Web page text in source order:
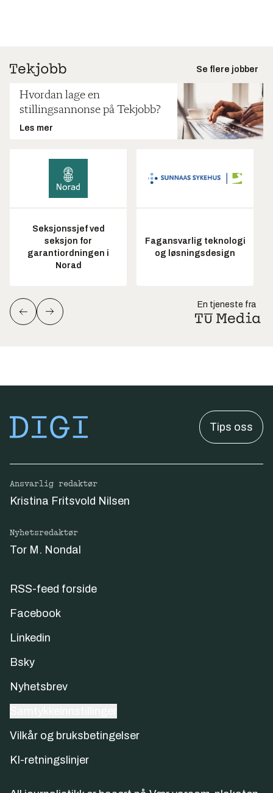
Se flere jobber
Hvordan lage en
stillingsannonse på Tekjobb?
Les mer
Seksjonssjef ved
seksjon for
garantiordningen i
Norad
Fagansvarlig teknologi
og løsningsdesign
En tjeneste fra
Tips oss
Ansvarlig redaktør
Kristina Fritsvold Nilsen
Nyhetsredaktør
Tor M. Nondal
RSS-feed forside
Facebook
Linkedin
Bsky
Nyhetsbrev
Vilkår og bruksbetingelser
KI-retningslinjer